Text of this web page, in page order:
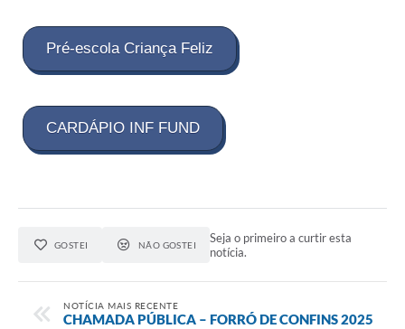
Pré-escola Criança Feliz
CARDÁPIO INF FUND
GOSTEI NÃO GOSTEI
Seja o primeiro a curtir esta
notícia.
NOTÍCIA MAIS RECENTE
CHAMADA PÚBLICA – FORRÓ DE CONFINS 2025